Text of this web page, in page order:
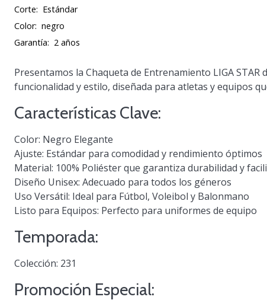
Corte: Estándar
Color: negro
Garantía: 2 años
Presentamos la Chaqueta de Entrenamiento LIGA STAR
funcionalidad y estilo, diseñada para atletas y equipos
Características Clave:
Color: Negro Elegante
Ajuste: Estándar para comodidad y rendimiento óptimos
Material: 100% Poliéster que garantiza durabilidad y
Diseño Unisex: Adecuado para todos los géneros
Uso Versátil: Ideal para Fútbol, Voleibol y Balonmano
Listo para Equipos: Perfecto para uniformes de equipo
Temporada:
Colección: 231
Promoción Especial: